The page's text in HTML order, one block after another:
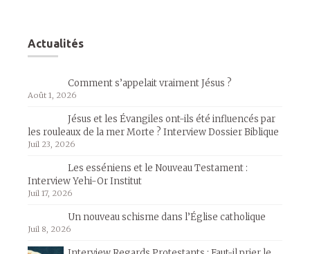
Actualités
Comment s’appelait vraiment Jésus ?
Août 1, 2026
Jésus et les Évangiles ont-ils été influencés par
les rouleaux de la mer Morte ? Interview Dossier Biblique
Juil 23, 2026
Les esséniens et le Nouveau Testament :
Interview Yehi-Or Institut
Juil 17, 2026
Un nouveau schisme dans l’Église catholique
Juil 8, 2026